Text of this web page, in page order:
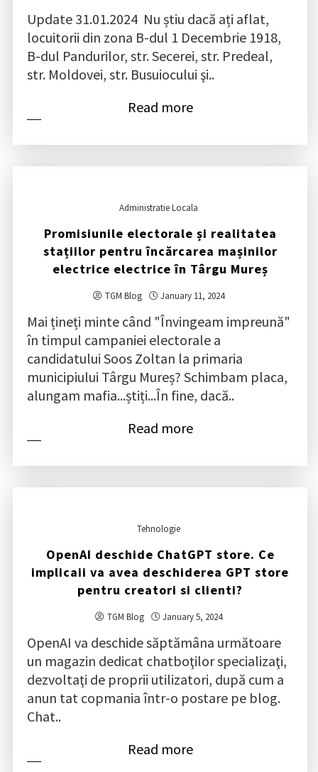
Update 31.01.2024 Nu știu dacă ați aflat,
locuitorii din zona B-dul 1 Decembrie 1918,
B-dul Pandurilor, str. Secerei, str. Predeal,
str. Moldovei, str. Busuiocului şi..
Read more
Administratie Locala
Promisiunile electorale și realitatea
stațiilor pentru încărcarea mașinilor
electrice electrice în Târgu Mureș
TGM Blog January 11, 2024
Mai țineți minte când "Învingeam impreună"
în timpul campaniei electorale a
candidatului Soos Zoltan la primaria
municipiului Târgu Mureș? Schimbam placa,
alungam mafia...știți...În fine, dacă..
Read more
Tehnologie
OpenAI deschide ChatGPT store. Ce
implicaii va avea deschiderea GPT store
pentru creatori si clienti?
TGM Blog January 5, 2024
OpenAI va deschide săptămâna următoare
un magazin dedicat chatboţilor specializaţi,
dezvoltaţi de proprii utilizatori, după cum a
anun tat copmania într-o postare pe blog.
Chat..
Read more